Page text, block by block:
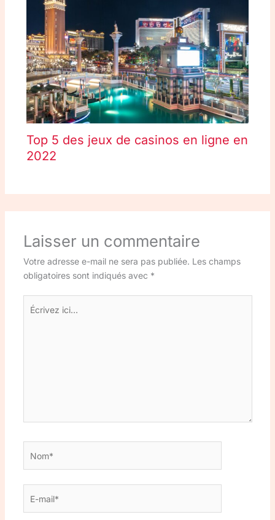
Top 5 des jeux de casinos en ligne en
2022
Laisser un commentaire
Votre adresse e-mail ne sera pas publiée. Les champs
obligatoires sont indiqués avec *
ici…
mail*